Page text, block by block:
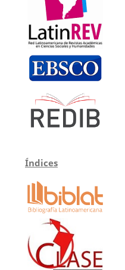
Índices